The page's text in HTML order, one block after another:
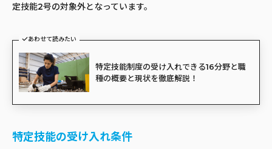
定技能2号の対象外となっています。
あわせて読みたい
特定技能制度の受け入れできる16分野と職
種の概要と現状を徹底解説！
特定技能の受け入れ条件